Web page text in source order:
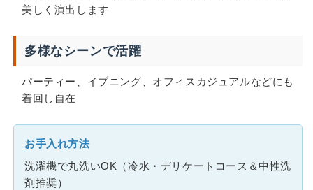
美しく演出します
多様なシーンで活躍
パーティー、イブニング、オフィスカジュアルなどにも
着回し自在
お手入れ方法
洗濯機で丸洗いOK（冷水・デリケートコース＆中性洗
剤推奨）